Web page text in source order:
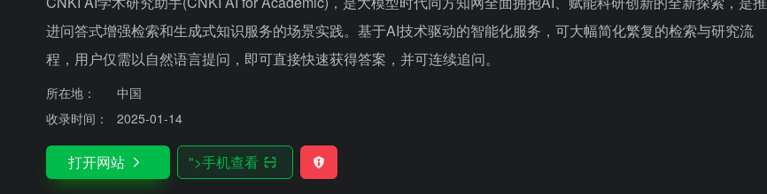
进问答式增强检索和生成式知识服务的场景实践。基于AI技术驱动的智能化服务，可大幅简化繁复的检索与研究流
程，用户仅需以自然语言提问，即可直接快速获得答案，并可连续追问。
所在地：
中国
收录时间：
2025-01-14
打开网站 ">手机查看